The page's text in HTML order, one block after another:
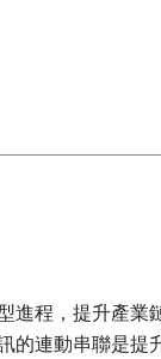
進程，提升產業
的連動串聯是提